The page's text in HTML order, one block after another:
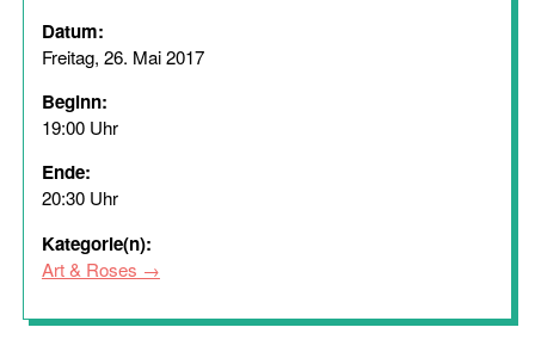
Datum:
Freitag, 26. Mai 2017
Beginn:
19:00 Uhr
Ende:
20:30 Uhr
Kategorie(n):
Art & Roses